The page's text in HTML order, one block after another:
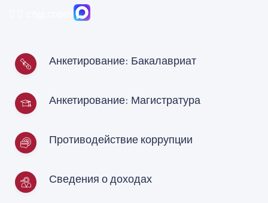
Анкетирование: Бакалавриат
Анкетирование: Магистратура
Противодействие коррупции
Сведения о доходах